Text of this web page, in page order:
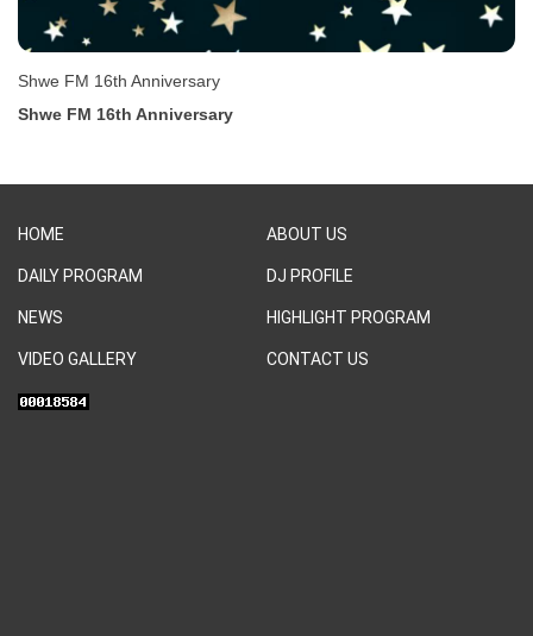
Shwe FM 16th Anniversary
Shwe FM 16th Anniversary
HOME ABOUT US
DAILY PROGRAM DJ PROFILE
NEWS HIGHLIGHT PROGRAM
VIDEO GALLERY CONTACT US